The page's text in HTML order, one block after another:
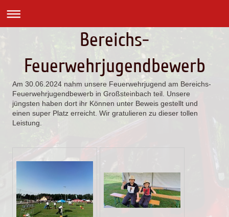
Bereichs-
Feuerwehrjugendbewerb
Am 30.06.2024 nahm unsere Feuerwehrjugend am Bereichs-
Feuerwehrjugendbewerb in Großsteinbach teil. Unsere
jüngsten haben dort ihr Können unter Beweis gestellt und
einen super Platz erreicht. Wir gratulieren zu dieser tollen
Leistung.